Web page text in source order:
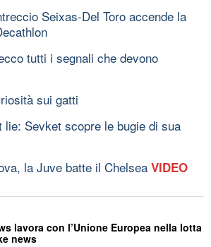
Seixas-Del Toro accende la
tutti i segnali che devono
sui gatti
lie: Sevket scopre le bugie di sua
la Juve batte il Chelsea VIDEO
lavora con l’Unione Europea nella lotta
news